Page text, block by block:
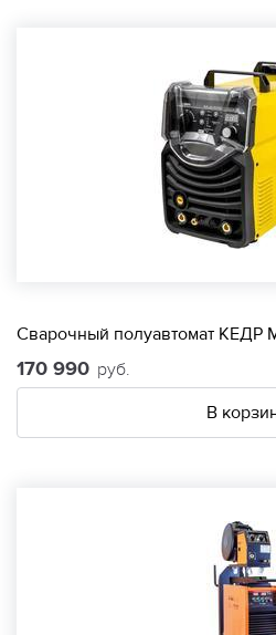
Сварочный полуавтомат КЕДР
170 990 руб.
В